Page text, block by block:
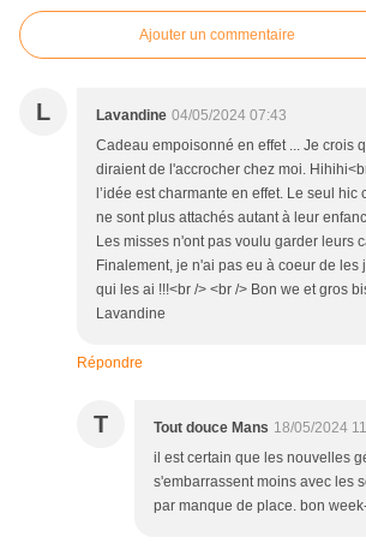
Ajouter un commentaire
L Lavandine 04/05/2024 07:43
Cadeau empoisonné en effet ... Je crois
diraient de l'accrocher chez moi.
l’idée est charmante en effet. Le seul hic
ne sont plus attachés autant à leur
Les misses n'ont pas voulu garder leurs
Finalement, je n'ai pas eu à coeur de les
qui les ai !!!<br /> <br /> Bon we et gros
Lavandine
Répondre
T Tout douce Mans 18/05/2024
il est certain que les nouvelles
s'embarrassent moins avec les
par manque de place. bon